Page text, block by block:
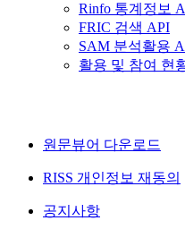
Rinfo 통계정보
FRIC 검색 API
SAM 분석활용
활용 및 참여 현
원문뷰어 다운로드
RISS 개인정보 재동의
공지사항